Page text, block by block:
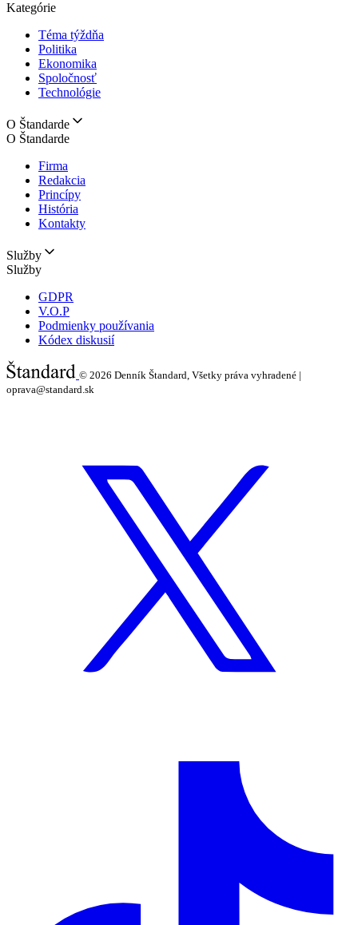
Kategórie
Téma týždňa
Politika
Ekonomika
Spoločnosť
Technológie
O Štandarde
O Štandarde
Firma
Redakcia
Princípy
História
Kontakty
Služby
Služby
GDPR
V.O.P
Podmienky používania
Kódex diskusií
© 2026 Denník Štandard, Všetky práva vyhradené |
oprava@standard.sk